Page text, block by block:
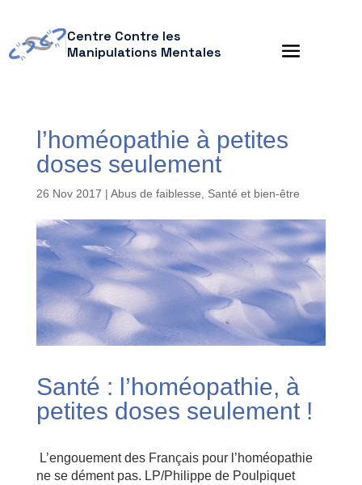
Centre Contre les
Manipulations Mentales
l’homéopathie à petites
doses seulement
26 Nov 2017 | Abus de faiblesse Santé et bien-être
Santé : l’homéopathie, à
petites doses seulement !
L’engouement des Français pour l’homéopathie
ne se dément pas. LP/Philippe de Poulpiquet